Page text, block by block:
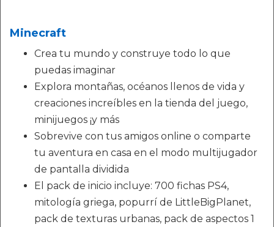
Minecraft
Crea tu mundo y construye todo lo que
puedas imaginar
Explora montañas, océanos llenos de vida y
creaciones increíbles en la tienda del juego,
minijuegos ¡y más
Sobrevive con tus amigos online o comparte
tu aventura en casa en el modo multijugador
de pantalla dividida
El pack de inicio incluye: 700 fichas PS4,
mitología griega, popurrí de LittleBigPlanet,
pack de texturas urbanas, pack de aspectos 1